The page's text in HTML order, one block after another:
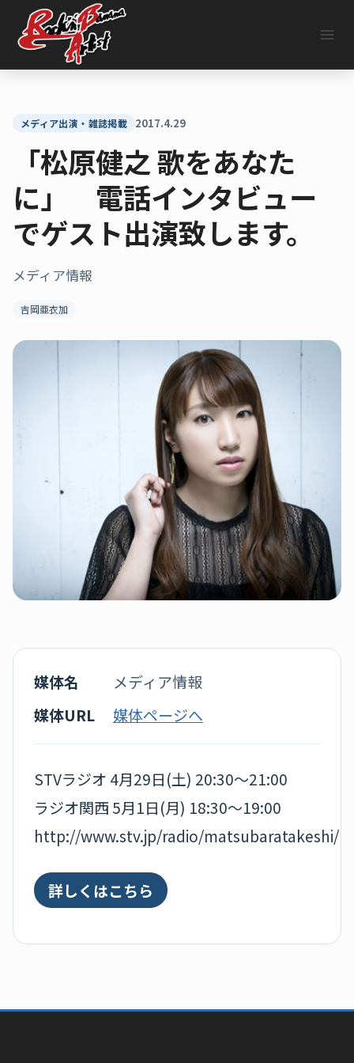
キ
メディア出演・雑誌掲載 2017.4.29
「松原健之 歌をあなた
に」 電話インタビュー
でゲスト出演致します。
メディア情報
吉岡亜衣加
媒体名
メディア情報
媒体URL
媒体ページへ
STVラジオ 4月29日(土) 20:30〜21:00
ラジオ関西 5月1日(月) 18:30〜19:00
http://www.stv.jp/radio/matsubaratakeshi/
詳しくはこちら